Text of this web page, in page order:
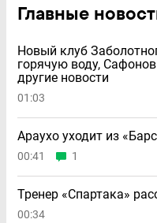
Главные
Новый клуб
горячую воду,
другие новости
01:03
Араухо уходит из
00:41 1
Тренер «Спартака»
00:34